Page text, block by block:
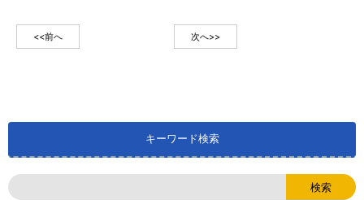
<<前へ 次へ>>
キーワード検索